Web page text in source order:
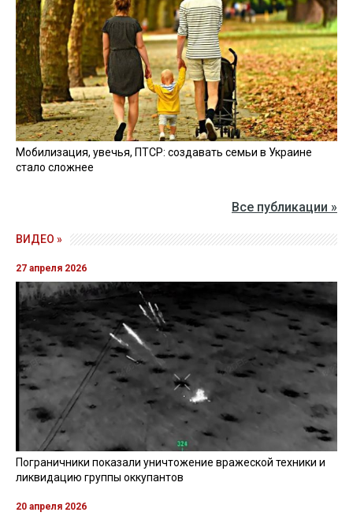
Мобилизация, увечья, ПТСР: создавать семьи в Украине
стало сложнее
Все публикации »
ВИДЕО »
27 апреля 2026
Пограничники показали уничтожение вражеской техники и
ликвидацию группы оккупантов
20 апреля 2026